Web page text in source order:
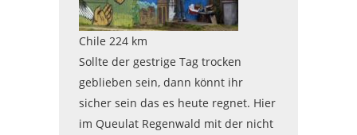
Chile 224 km
Sollte der gestrige Tag trocken
geblieben sein, dann könnt ihr
sicher sein das es heute regnet. Hier
im Queulat Regenwald mit der nicht